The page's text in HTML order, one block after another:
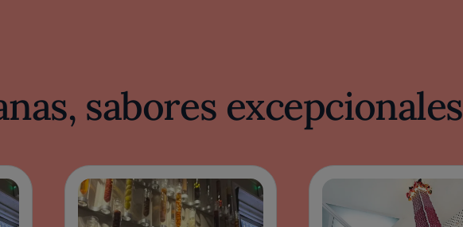
sabores excepcionales